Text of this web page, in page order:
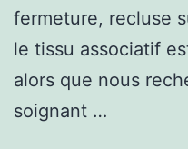
fermeture, recluse
le tissu associatif
alors que nous
soignant …